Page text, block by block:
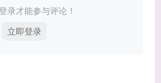
录才能参与评论！
立即登录